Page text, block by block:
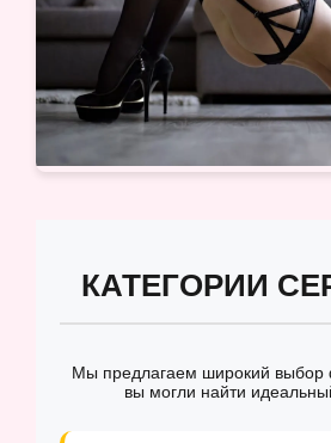
КАТЕГОРИИ
Мы предлагаем широкий выбор
вы могли найти